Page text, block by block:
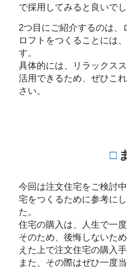
で採用してみると良いでし
2つ目にご紹介するのは、
ロフトをつくることには
す。
具体的には、リラックス
活用できるため、ぜひこ
さい。
今回は注文住宅をご検討
宅をつくるために参考に
た。
住宅の購入は、人生で一
そのため、後悔しないた
えた上で注文住宅の購入
また、その際はぜひ一度